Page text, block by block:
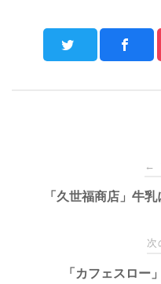
navigation
←
「久世福商店」牛
次
「カフェスロー